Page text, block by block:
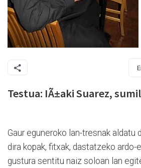
Testua: IÃ±aki Suarez,
Gaur eguneroko lan-tresnak aldatu
dira kopak, fitxak, dastatzeko ardo-
gustura sentitu naiz soloan lan